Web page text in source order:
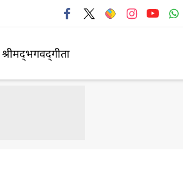
श्रीमद्‍भगवद्‍गीता